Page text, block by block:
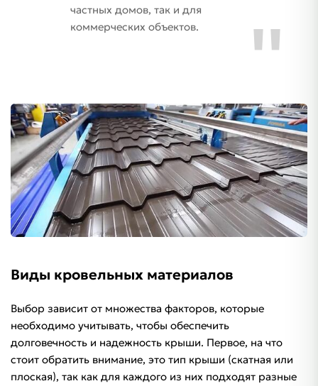
частных домов, так и для
коммерческих объектов.
Виды кровельных материалов
Выбор зависит от множества факторов, которые
необходимо учитывать, чтобы обеспечить
долговечность и надежность крыши. Первое, на что
стоит обратить внимание, это тип крыши (скатная или
плоская), так как для каждого из них подходят разные